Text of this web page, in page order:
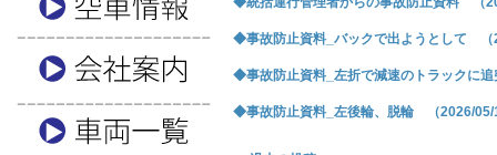
◆事故防止資料_バックで出ようとして （
◆事故防止資料_左折で減速のトラックに
◆事故防止資料_左後輪、脱輪 （2026/05/